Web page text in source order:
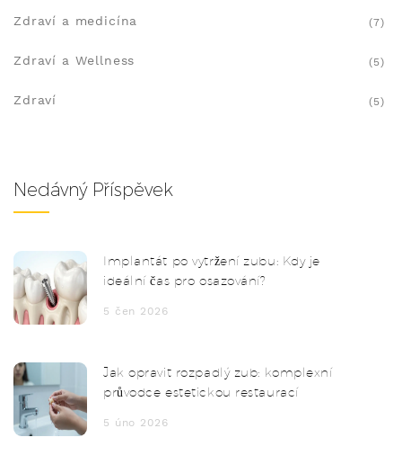
Zdraví a medicína (7)
Zdraví a Wellness (5)
Zdraví (5)
Nedávný Příspěvek
Implantát po vytržení zubu: Kdy je
ideální čas pro osazování?
5 čen 2026
Jak opravit rozpadlý zub: komplexní
průvodce estetickou restaurací
5 úno 2026